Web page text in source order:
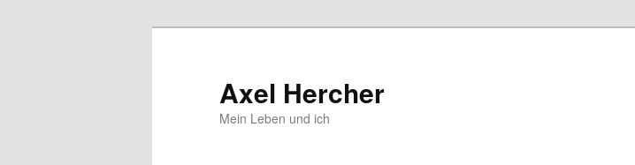
Axel Hercher
Mein Leben und ich